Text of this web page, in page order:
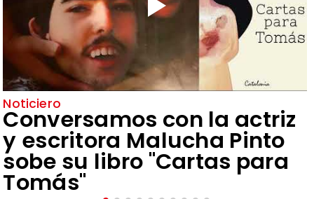
Noticiero
Conversamos con la actriz
y escritora Malucha Pinto
sobe su libro "Cartas para
Tomás"